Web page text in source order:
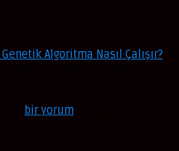
Algoritma Nasıl Çalışır?
bir yorum